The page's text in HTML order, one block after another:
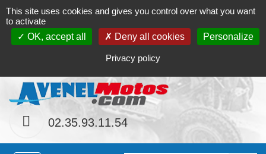
Contact Le magasin Mon compte
02.35.93.11.54
This site uses cookies and gives you control over what you want
to activate
OK, accept all
Deny all cookies Personalize
Privacy policy